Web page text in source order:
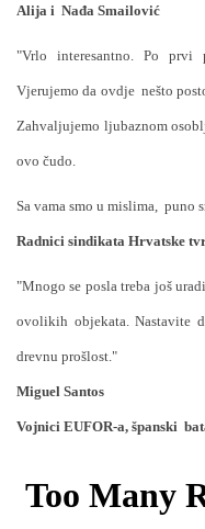
Alija i Nađa Smailović
"Vrlo interesantno. Po prvi
Vjerujemo da ovdje nešto
Zahvaljujemo ljubaznom
ovo čudo.
Sa vama smo u mislima, puno
Radnici sindikata Hrvatske
"Mnogo se posla treba još
ovolikih objekata.Nastavite
drevnu prošlost."
Miguel Santos
Vojnici EUFOR-a, španski